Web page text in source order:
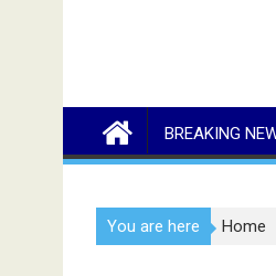
BREAKING
You are here Home